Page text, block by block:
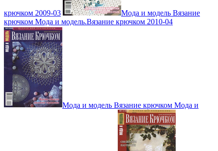
крючком 2009-03
Мода и модель Вязание
крючком Мода и модель.Вязание крючком 2010-04
Мода и модель Вязание крючком Мода и